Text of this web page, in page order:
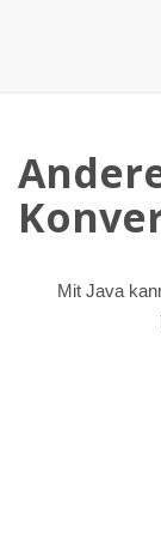
Mit Java